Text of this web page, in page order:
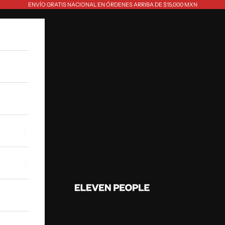
ENVÍO GRATIS NACIONAL EN ÓRDENES ARRIBA DE $15,000 MXN